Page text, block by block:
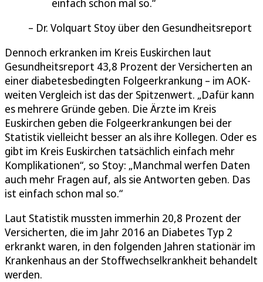
Dr. Volquart Stoy über den Gesundheitsreport
Dennoch erkranken im Kreis Euskirchen laut
Gesundheitsreport 43,8 Prozent der Versicherten an
einer diabetesbedingten Folgeerkrankung – im AOK-
weiten Vergleich ist das der Spitzenwert. „Dafür kann
es mehrere Gründe geben. Die Ärzte im Kreis
Euskirchen geben die Folgeerkrankungen bei der
Statistik vielleicht besser an als ihre Kollegen. Oder es
gibt im Kreis Euskirchen tatsächlich einfach mehr
Komplikationen“, so Stoy: „Manchmal werfen Daten
auch mehr Fragen auf, als sie Antworten geben. Das
ist einfach schon mal so.“
Laut Statistik mussten immerhin 20,8 Prozent der
Versicherten, die im Jahr 2016 an Diabetes Typ 2
erkrankt waren, in den folgenden Jahren stationär im
Krankenhaus an der Stoffwechselkrankheit behandelt
werden.